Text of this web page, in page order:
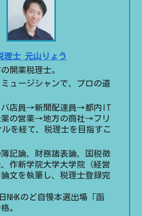
理士 元山りょう
開業税理士。
ュージシャンで、プロの道
バ店員→新聞配達員→都内IT
業の営業→地方の商社→フリ
を経て、税理士を目指すこ
記論、財務諸表論、国税徴
作新学院大学大学院（経営
文を執筆し、税理士登録完
NHKのど自慢本選出場「函
。